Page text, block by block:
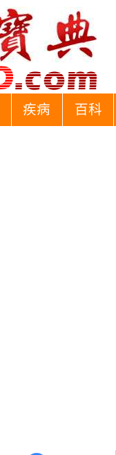
疾病 百科